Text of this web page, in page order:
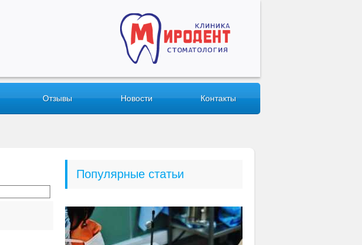
Отзывы Новости Контакты
Популярные статьи